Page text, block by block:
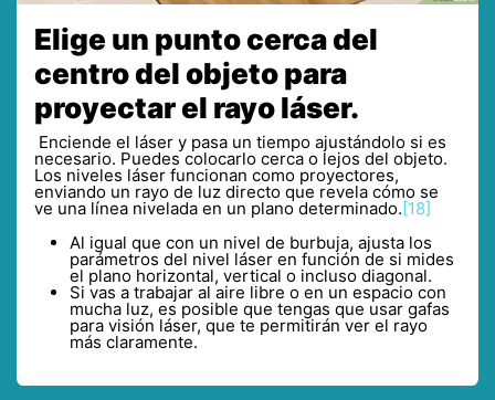
Elige un punto cerca del
centro del objeto para
proyectar el rayo láser.
Enciende el láser y pasa un tiempo ajustándolo si es
necesario. Puedes colocarlo cerca o lejos del objeto.
Los niveles láser funcionan como proyectores,
enviando un rayo de luz directo que revela cómo se
ve una línea nivelada en un plano determinado.[18]
Al igual que con un nivel de burbuja, ajusta los
parámetros del nivel láser en función de si mides
el plano horizontal, vertical o incluso diagonal.
Si vas a trabajar al aire libre o en un espacio con
mucha luz, es posible que tengas que usar gafas
para visión láser, que te permitirán ver el rayo
más claramente.